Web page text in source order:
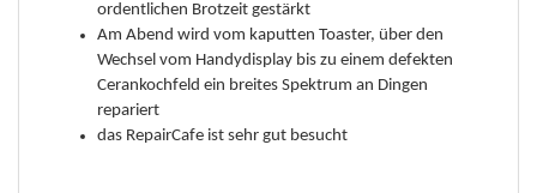
ordentlichen Brotzeit gestärkt
Am Abend wird vom kaputten Toaster, über den
Wechsel vom Handydisplay bis zu einem defekten
Cerankochfeld ein breites Spektrum an Dingen
repariert
das RepairCafe ist sehr gut besucht